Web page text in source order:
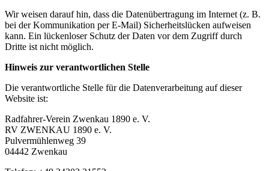
Wir weisen darauf hin, dass die Datenübertragung im Internet (z. B.
bei der Kommunikation per E-Mail) Sicherheitslücken aufweisen
kann. Ein lückenloser Schutz der Daten vor dem Zugriff durch
Dritte ist nicht möglich.
Hinweis zur verantwortlichen Stelle
Die verantwortliche Stelle für die Datenverarbeitung auf dieser
Website ist:
Radfahrer-Verein Zwenkau 1890 e. V.
RV ZWENKAU 1890 e. V.
Pulvermühlenweg 39
04442 Zwenkau